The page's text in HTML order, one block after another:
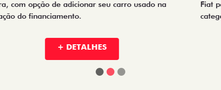
Fiat para empresas, produtores rurais, taxistas e outras
categorias de negócios.
+ DETALHES